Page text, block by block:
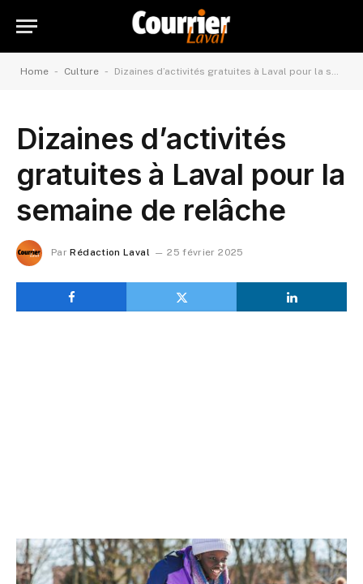
Home - Culture - Dizaines d’activités gratuites à Laval pour la semaine de relâche
Dizaines d’activités
gratuites à Laval pour la
semaine de relâche
Par Rédaction Laval 25 février 2025